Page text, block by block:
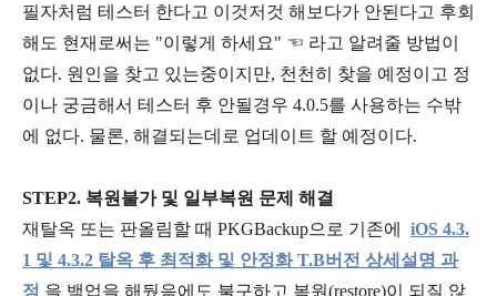
필자처럼 테스터 한다고 이것저것 해보다가 안된다고 후회
해도 현재로써는 "이렇게 하세요" ☜ 라고 알려줄 방법이
없다. 원인을 찾고 있는중이지만, 천천히 찾을 예정이고 정
이나 궁금해서 테스터 후 안될경우 4.0.5를 사용하는 수밖
에 없다. 물론, 해결되는데로 업데이트 할 예정이다.
STEP2. 복원불가 및 일부복원 문제 해결
재탈옥 또는 판올림할 때 PKGBackup으로 기존에
iOS 4.3.
1 및 4.3.2 탈옥 후 최적화 및 안정화 T.B버전 상세설명 과
정 을 백업을 해뒀음에도 불구하고 복원(restore)이 되질 않